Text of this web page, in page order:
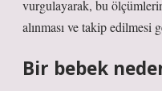
vurgulayarak, bu
alınması ve takip edilmesi
Bir bebek